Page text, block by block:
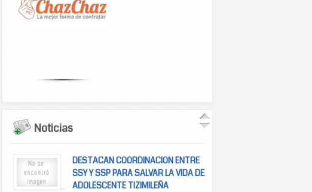
Noticias
DESTACAN COORDINACION ENTRE
SSY Y SSP PARA SALVAR LA VIDA DE
ADOLESCENTE TIZIMILEÑA